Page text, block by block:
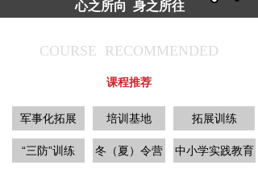
心之所向 身之所往
COURSE RECOMMENDED
课程推荐
拓展训练
军事化拓展 培训基地
中小学实践教育
冬（夏）令营
“三防”训练